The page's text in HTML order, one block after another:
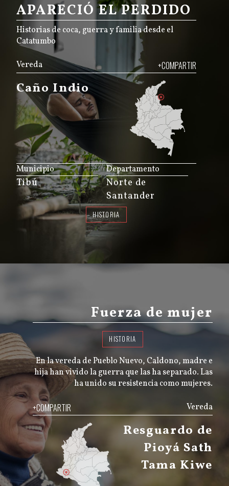
APARECIÓ EL PERDIDO
Historias de coca, guerra y familia desde el
Catatumbo
Vereda +COMPARTIR
Caño Indio
Municipio
Tibú
Departamento
Norte de
Santander
HISTORIA
Fuerza de mujer
HISTORIA
En la vereda de Pueblo Nuevo, Caldono, madre e
hija han vivido la guerra que las ha separado. Las
ha unido su resistencia como mujeres.
Vereda
+COMPARTIR
Resguardo de
Pioyá Sath
Tama Kiwe